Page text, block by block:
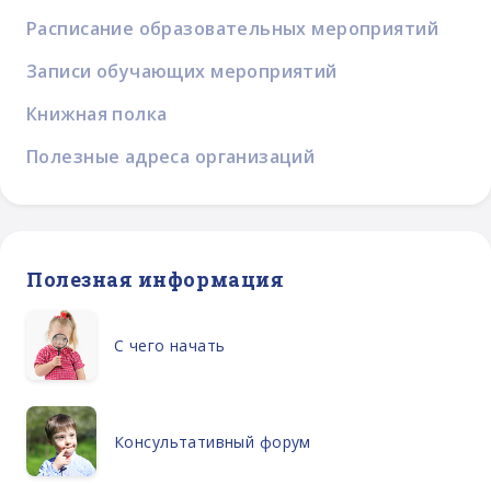
Расписание образовательных мероприятий
Записи обучающих мероприятий
Книжная полка
Полезные адреса организаций
Полезная информация
С чего начать
Консультативный форум